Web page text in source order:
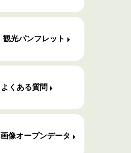
観光パンフレット
よくある質問
画像オープンデータ